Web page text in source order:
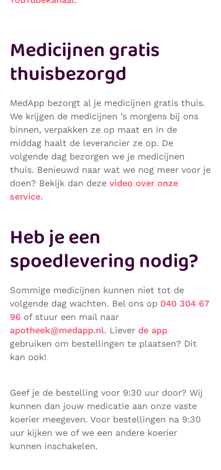
Medicijnen gratis
thuisbezorgd
MedApp bezorgt al je medicijnen gratis thuis.
We krijgen de medicijnen ’s morgens bij ons
binnen, verpakken ze op maat en in de
middag haalt de leverancier ze op. De
volgende dag bezorgen we je medicijnen
thuis. Benieuwd naar wat we nog meer voor je
doen? Bekijk dan deze video over onze
service.
Heb je een
spoedlevering nodig?
Sommige medicijnen kunnen niet tot de
volgende dag wachten. Bel ons op 040 304 67
96 of stuur een mail naar
apotheek@medapp.nl. Liever de app
gebruiken om bestellingen te plaatsen? Dit
kan ook!
Geef je de bestelling voor 9:30 uur door? Wij
kunnen dan jouw medicatie aan onze vaste
koerier meegeven. Voor bestellingen na 9:30
uur kijken we of we een andere koerier
kunnen inschakelen.